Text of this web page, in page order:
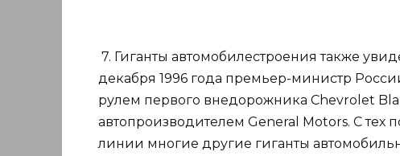
7. Гиганты автомобилестроения также
декабря 1996 года премьер-министр
рулем первого внедорожника Chevrolet
автопроизводителем General Motors. С
линии многие другие гиганты